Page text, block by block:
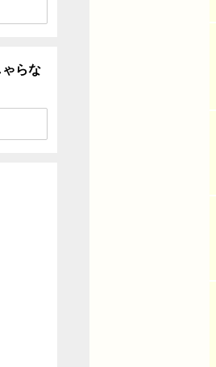
らな